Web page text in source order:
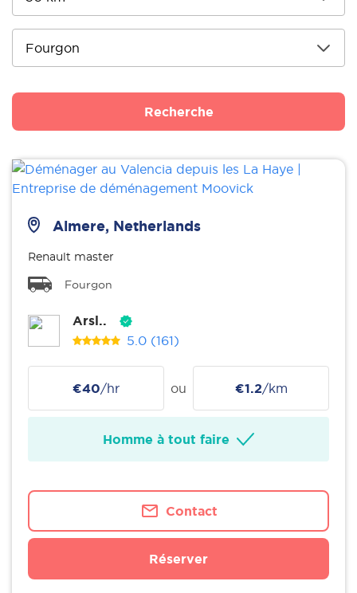
Recherche
Almere, Netherlands
Renault master
Fourgon
Arsl..
5.0 (161)
€40/hr ou €1.2/km
Homme à tout faire
Contact
Réserver